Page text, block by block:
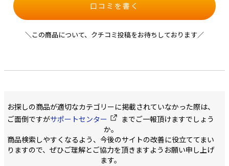
口コミを書く
＼この商品について、クチコミ投稿をお待ちしております／
お探しの商品が適切なカテゴリーに掲載されていなかった際は、
ご面倒ですがサポートセンター
までご一報頂けますでしょう
か。
商品検索しやすくなるよう、今後のサイトの改善に役立ててまい
りますので、ぜひご理解とご協力を頂きますようお願い申し上げ
ます。